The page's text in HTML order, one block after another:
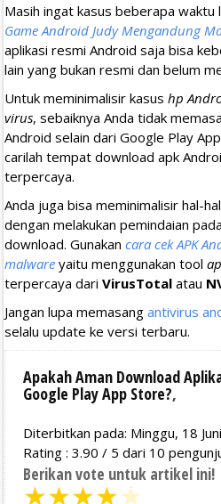
Masih ingat kasus beberapa waktu
Game Android Judy Mengandung
aplikasi resmi Android saja bisa
lain yang bukan resmi dan belum
Untuk meminimalisir kasus hp
virus, sebaiknya Anda tidak
Android selain dari Google Play
carilah tempat download apk
terpercaya.
Anda juga bisa meminimalisir hal-
dengan melakukan pemindaian
download. Gunakan cara cek APK
malware yaitu menggunakan tool
terpercaya dari VirusTotal atau
Jangan lupa memasang antivirus
selalu update ke versi terbaru.
Apakah Aman Download
Google Play App Store?,
Diterbitkan pada: Minggu, 18
Rating : 3.90 / 5 dari 10
Berikan vote untuk artikel ini!
★★★★★